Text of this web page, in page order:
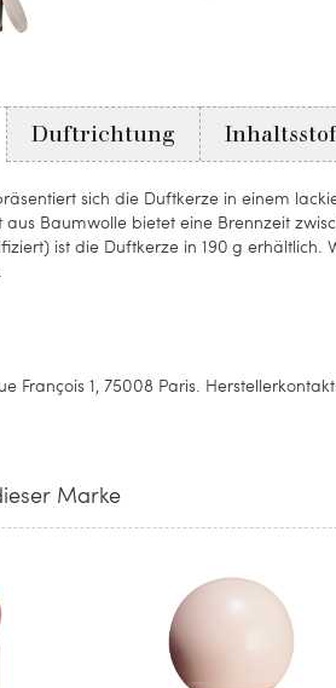
sich die Duftkerze in einem
aus Baumwolle bietet eine Brennzeit
ist die Duftkerze in 190 g
Duftrichtung
François 1, 75008 Paris.
Marke